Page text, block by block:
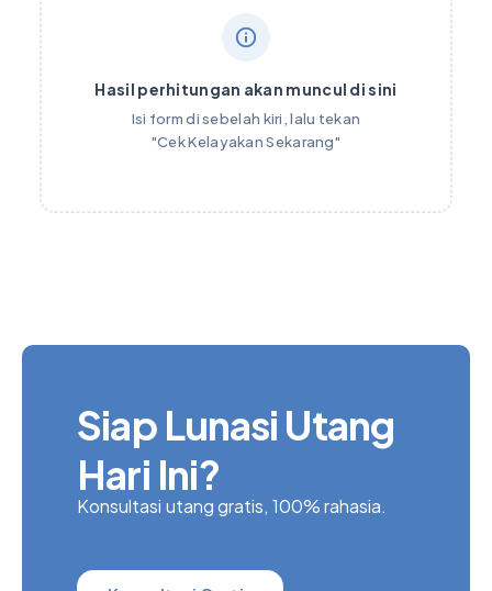
Hasil perhitungan akan muncul di sini
Isi form di sebelah kiri, lalu tekan
"Cek Kelayakan Sekarang"
Siap Lunasi Utang
Hari Ini?
Konsultasi utang gratis, 100% rahasia.